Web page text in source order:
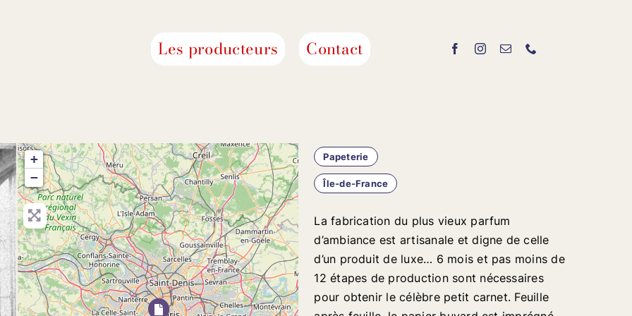
Les producteurs Contact
+
−
Papeterie
Île-de-France
La fabrication du plus vieux parfum
d’ambiance est artisanale et digne de celle
d’un produit de luxe… 6 mois et pas moins de
12 étapes de production sont nécessaires
pour obtenir le célèbre petit carnet. Feuille